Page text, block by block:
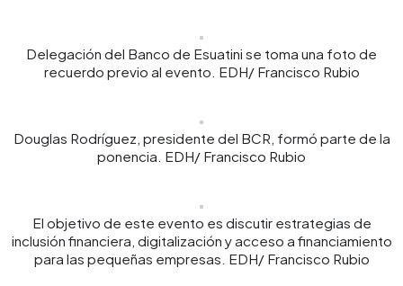
Delegación del Banco de Esuatini se toma una foto de
recuerdo previo al evento. EDH/ Francisco Rubio
Douglas Rodríguez, presidente del BCR, formó parte de la
ponencia. EDH/ Francisco Rubio
El objetivo de este evento es discutir estrategias de
inclusión financiera, digitalización y acceso a financiamiento
para las pequeñas empresas. EDH/ Francisco Rubio